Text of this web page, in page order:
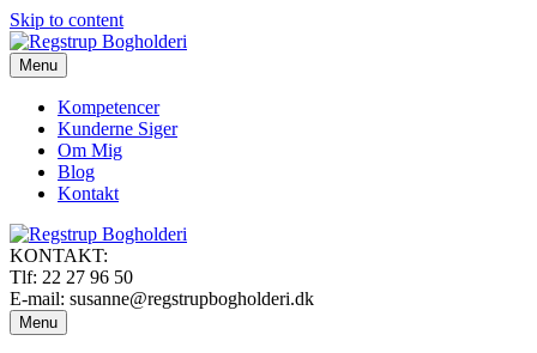
Skip to content
Menu
Kompetencer
Kunderne Siger
Om Mig
Blog
Kontakt
KONTAKT:
Tlf: 22 27 96 50
E-mail: susanne@regstrupbogholderi.dk
Menu